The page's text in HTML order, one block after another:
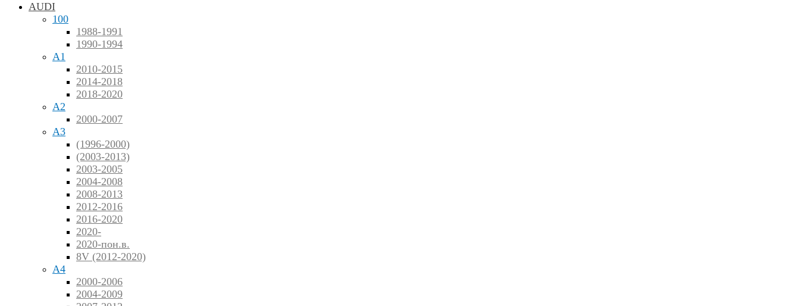
AUDI
100
1988-1991
1990-1994
A1
2010-2015
2014-2018
2018-2020
A2
2000-2007
A3
(1996-2000)
(2003-2013)
2003-2005
2004-2008
2008-2013
2012-2016
2016-2020
2020-
2020-пон.в.
8V (2012-2020)
A4
2000-2006
2004-2009